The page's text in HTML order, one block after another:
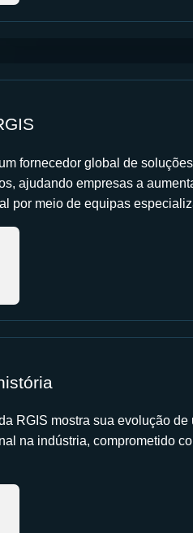
fornecedor global de
ajudando empresas a
por meio de equipas
RGIS mostra sua evolução
na indústria, comprometido